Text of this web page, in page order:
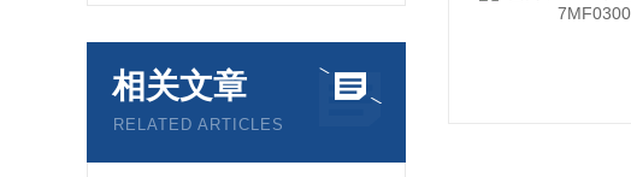
相关文章
RELATED ARTICLES